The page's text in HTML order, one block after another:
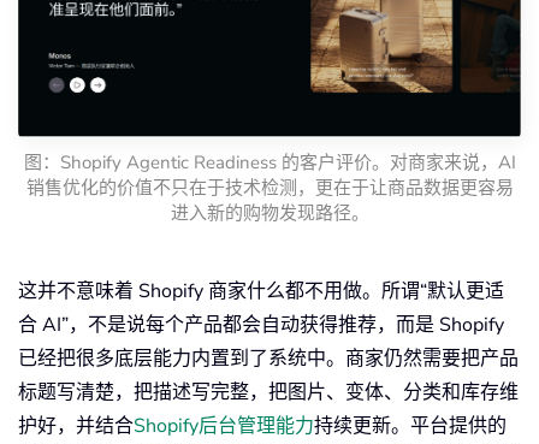
图：Shopify Agentic Readiness 的客户评价。对商家来说，AI
销售优化的价值不只在于技术检测，更在于让商品数据更容易
进入新的购物发现路径。
这并不意味着 Shopify 商家什么都不用做。所谓“默认更适
合 AI”，不是说每个产品都会自动获得推荐，而是 Shopify
已经把很多底层能力内置到了系统中。商家仍然需要把产品
标题写清楚，把描述写完整，把图片、变体、分类和库存维
护好，并结合Shopify后台管理能力持续更新。平台提供的